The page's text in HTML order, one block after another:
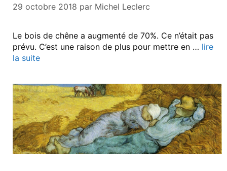
29 octobre 2018 par Michel Leclerc
Le bois de chêne a augmenté de 70%. Ce n’était pas
prévu. C’est une raison de plus pour mettre en … lire
la suite